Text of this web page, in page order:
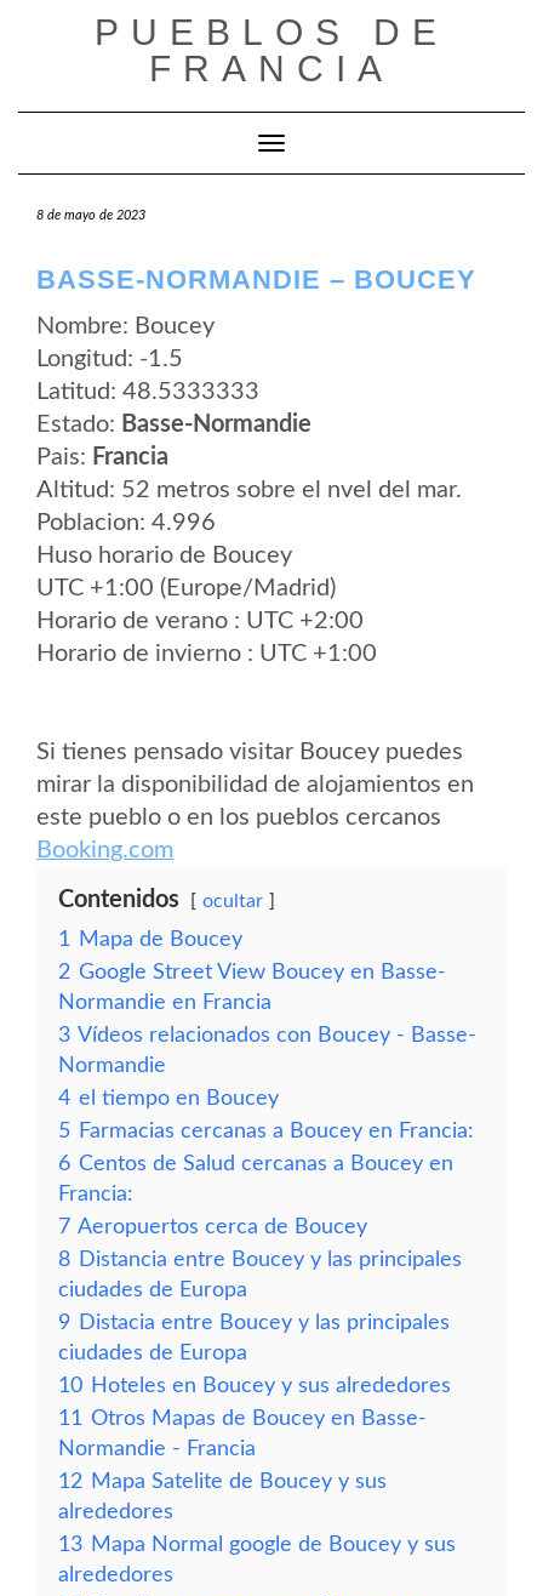
PUEBLOS DE
FRANCIA
Cambiar modo de navegación
8 de mayo de 2023
BASSE-NORMANDIE – BOUCEY
Nombre: Boucey
Longitud: -1.5
Latitud: 48.5333333
Estado: Basse-Normandie
Pais: Francia
Altitud: 52 metros sobre el nvel del mar.
Poblacion: 4.996
Huso horario de Boucey
UTC +1:00 (Europe/Madrid)
Horario de verano : UTC +2:00
Horario de invierno : UTC +1:00
Si tienes pensado visitar Boucey puedes
mirar la disponibilidad de alojamientos en
este pueblo o en los pueblos cercanos
Booking.com
Contenidos ocultar
1
Mapa de Boucey
2 Google Street View Boucey en Basse-
Normandie en Francia
3 Vídeos relacionados con Boucey - Basse-
Normandie
4 el tiempo en Boucey
5 Farmacias cercanas a Boucey en Francia:
6 Centos de Salud cercanas a Boucey en
Francia:
7 Aeropuertos cerca de Boucey
8 Distancia entre Boucey y las principales
ciudades de Europa
9 Distacia entre Boucey y las principales
ciudades de Europa
10 Hoteles en Boucey y sus alrededores
11 Otros Mapas de Boucey en Basse-
Normandie - Francia
12 Mapa Satelite de Boucey y sus
alrededores
13 Mapa Normal google de Boucey y sus
alrededores